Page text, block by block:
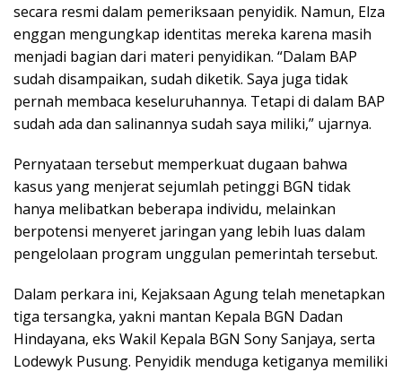
secara resmi dalam pemeriksaan penyidik. Namun, Elza
enggan mengungkap identitas mereka karena masih
menjadi bagian dari materi penyidikan. “Dalam BAP
sudah disampaikan, sudah diketik. Saya juga tidak
pernah membaca keseluruhannya. Tetapi di dalam BAP
sudah ada dan salinannya sudah saya miliki,” ujarnya.
Pernyataan tersebut memperkuat dugaan bahwa
kasus yang menjerat sejumlah petinggi BGN tidak
hanya melibatkan beberapa individu, melainkan
berpotensi menyeret jaringan yang lebih luas dalam
pengelolaan program unggulan pemerintah tersebut.
Dalam perkara ini, Kejaksaan Agung telah menetapkan
tiga tersangka, yakni mantan Kepala BGN Dadan
Hindayana, eks Wakil Kepala BGN Sony Sanjaya, serta
Lodewyk Pusung. Penyidik menduga ketiganya memiliki